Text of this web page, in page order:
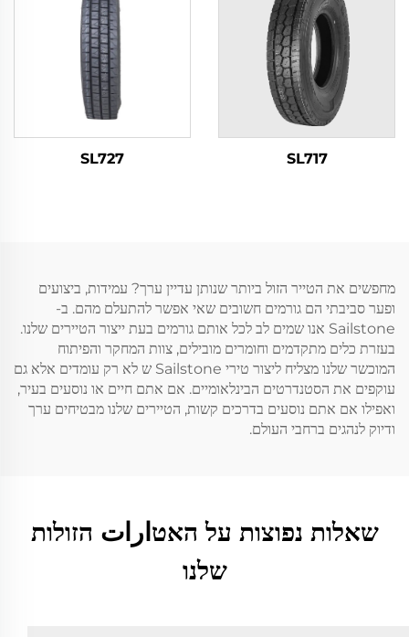
SL717
SL727
מחפשים את הטייר הזול ביותר שנותן עדיין ערך? עמידות, ביצועים
ופער סביבתי הם גורמים חשובים שאי אפשר להתעלם מהם. ב-
Sailstone אנו שמים לב לכל אותם גורמים בעת ייצור הטיירים שלנו.
בעזרת כלים מתקדמים וחומרים מובילים, צוות המחקר והפיתוח
המוכשר שלנו מצליח ליצור טירי Sailstone ש לא רק עומדים אלא גם
עוקפים את הסטנדרטים הבינלאומיים. אם אתם חיים או נוסעים בעיר,
ואפילו אם אתם נוסעים בדרכים קשות, הטיירים שלנו מבטיחים ערך
ודיוק לנהגים ברחבי העולם.
שאלות נפוצות על האטارات הזולות
שלנו